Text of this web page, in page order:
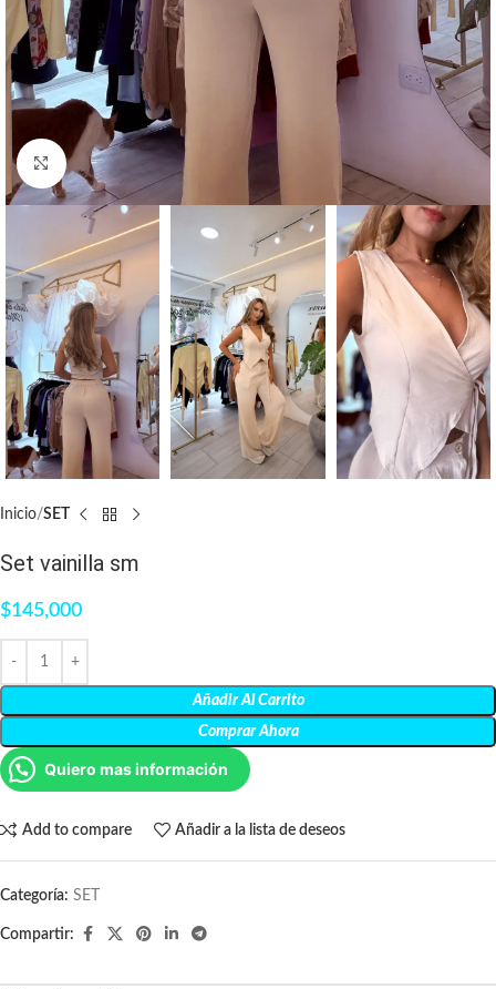
Clic para ampliar
Inicio SET
Set vainilla sm
$145,000
Añadir Al Carrito
Comprar Ahora
Quiero mas información
Add to compare Añadir a la lista de deseos
Categoría: SET
Compartir: